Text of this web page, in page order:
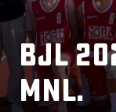
BJL
mnl.